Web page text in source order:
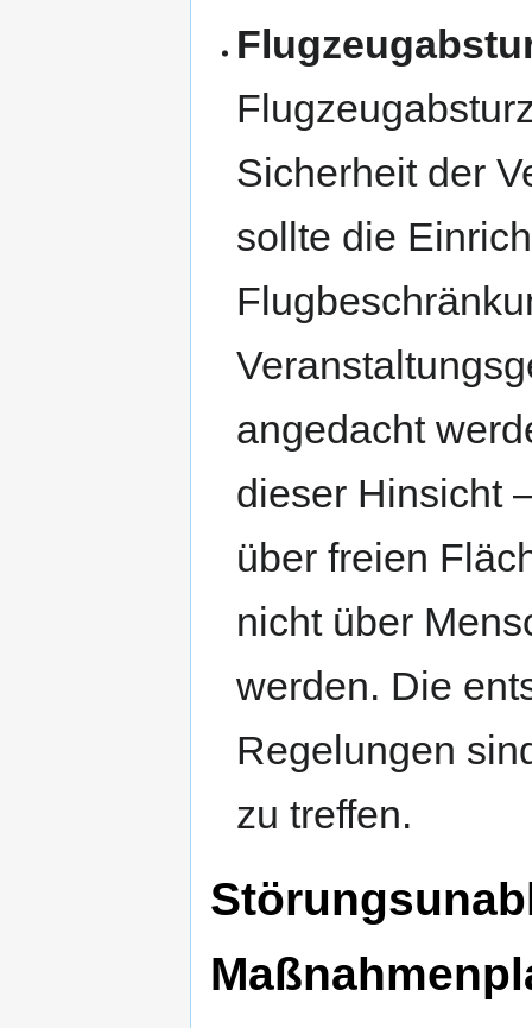
Sicherheit der
sollte die
angedacht
dieser Hinsicht
über freien
nicht über
werden. Die
Regelungen
zu treffen.